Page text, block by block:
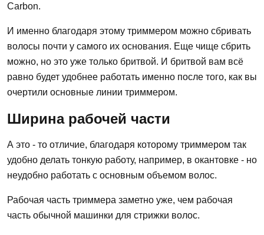
Carbon.
И именно благодаря этому триммером можно сбривать
волосы почти у самого их основания. Еще чище сбрить
можно, но это уже только бритвой. И бритвой вам всё
равно будет удобнее работать именно после того, как вы
очертили основные линии триммером.
Ширина рабочей части
А это - то отличие, благодаря которому триммером так
удобно делать тонкую работу, например, в окантовке - но
неудобно работать с основным объемом волос.
Рабочая часть триммера заметно уже, чем рабочая
часть обычной машинки для стрижки волос.